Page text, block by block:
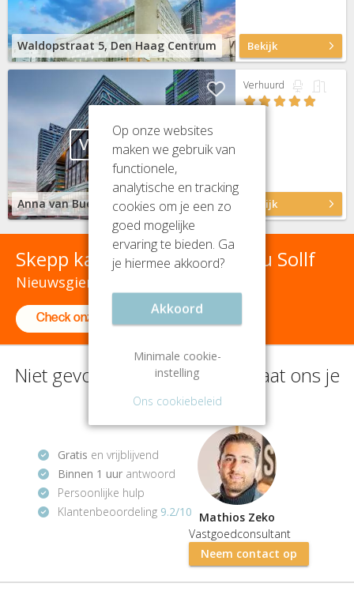
Waldopstraat 5, Den Haag Centrum Bekijk
Anna van Buerenplein 41, Den Haag Centrum
VERHUURD
Verhuurd
Bekijk
Skepp kantoor(ver)huur is nu Sollf
Nieuwsgierig? It's one click away!
Check onze nieuwe website
Niet gevonden wat je zoekt? Laat ons je
helpen zoeken!
Gratis en vrijblijvend
Binnen 1 uur antwoord
Persoonlijke hulp
Klantenbeoordeling 9.2/10 Mathios Zeko
Vastgoedconsultant
Neem contact op
Op onze websites
maken we gebruik van
functionele,
analytische en tracking
cookies om je een zo
goed mogelijke
ervaring te bieden. Ga
je hiermee akkoord?
Akkoord
Minimale cookie-
instelling
Ons cookiebeleid